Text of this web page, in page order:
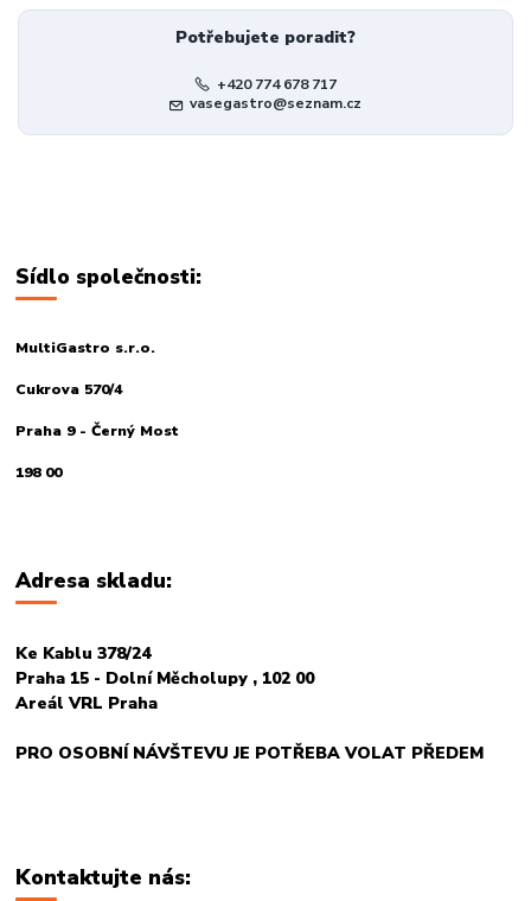
Potřebujete poradit?
+420 774 678 717
vasegastro@seznam.cz
Sídlo společnosti:
MultiGastro s.r.o.
Cukrova 570/4
Praha 9 - Černý Most
198 00
Adresa skladu:
Ke Kablu 378/24
Praha 15 - Dolní Měcholupy , 102 00
Areál VRL Praha
PRO OSOBNÍ NÁVŠTEVU JE POTŘEBA VOLAT PŘEDEM
Kontaktujte nás: